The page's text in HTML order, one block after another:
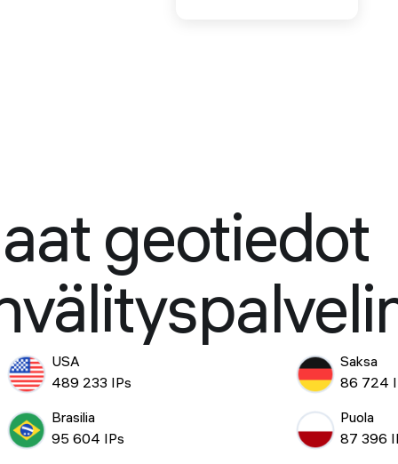
geotiedot
USA
489 233 IPs
Saksa
86 724
Brasilia
95 604 IPs
Puola
87 396